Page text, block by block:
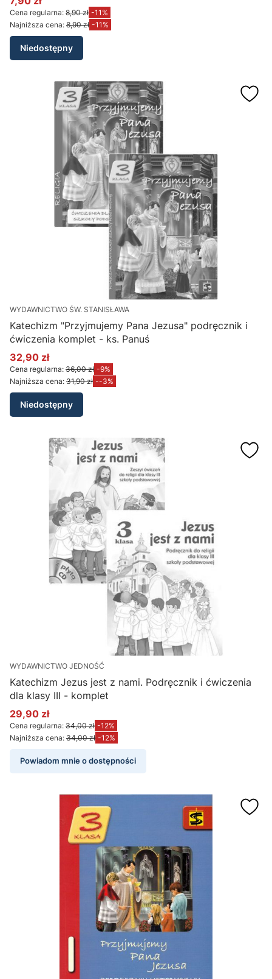
Cena promocyjna
Cena regularna: 8,90 zł -11%
Najniższa cena: 8,90 zł -11%
Niedostępny
WYDAWNICTWO ŚW. STANISŁAWA
Katechizm "Przyjmujemy Pana Jezusa" podręcznik i
ćwiczenia komplet - ks. Panuś
Cena promocyjna
32,90 zł
Cena regularna: 36,00 zł -9%
Najniższa cena: 31,90 zł --3%
Niedostępny
WYDAWNICTWO JEDNOŚĆ
Katechizm Jezus jest z nami. Podręcznik i ćwiczenia
dla klasy III - komplet
Cena promocyjna
29,90 zł
Cena regularna: 34,00 zł -12%
Najniższa cena: 34,00 zł -12%
Powiadom mnie o dostępności